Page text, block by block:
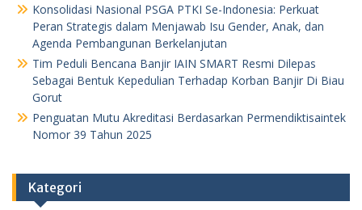
Konsolidasi Nasional PSGA PTKI Se-Indonesia: Perkuat
Peran Strategis dalam Menjawab Isu Gender, Anak, dan
Agenda Pembangunan Berkelanjutan
Tim Peduli Bencana Banjir IAIN SMART Resmi Dilepas
Sebagai Bentuk Kepedulian Terhadap Korban Banjir Di Biau
Gorut
Penguatan Mutu Akreditasi Berdasarkan Permendiktisaintek
Nomor 39 Tahun 2025
Kategori